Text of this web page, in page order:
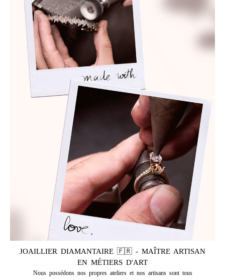
JOAILLIER DIAMANTAIRE 🇫🇷 - MAÎTRE ARTISAN
EN MÉTIERS D'ART
Nous possédons nos propres ateliers et nos artisans sont tous